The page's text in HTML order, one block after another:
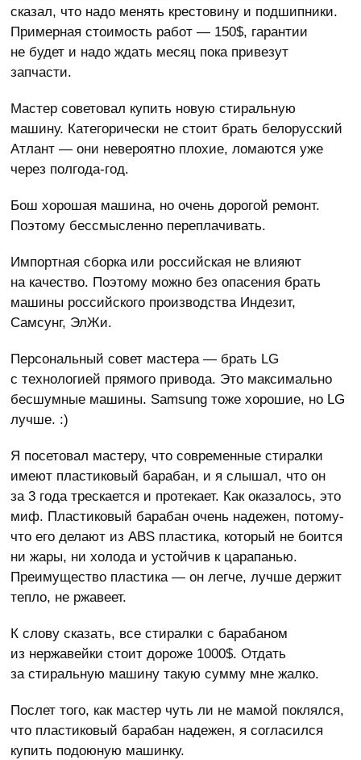
сказал, что надо менять крестовину и подшипники.
Примерная стоимость работ — 150$, гарантии
не будет и надо ждать месяц пока привезут
запчасти.
Мастер советовал купить новую стиральную
машину. Категорически не стоит брать белорусский
Атлант — они невероятно плохие, ломаются уже
через полгода-год.
Бош хорошая машина, но очень дорогой ремонт.
Поэтому бессмысленно переплачивать.
Импортная сборка или российская не влияют
на качество. Поэтому можно без опасения брать
машины российского производства Индезит,
Самсунг, ЭлЖи.
Персональный совет мастера — брать LG
с технологией прямого привода. Это максимально
бесшумные машины. Samsung тоже хорошие, но LG
лучше. :)
Я посетовал мастеру, что современные стиралки
имеют пластиковый барабан, и я слышал, что он
за 3 года трескается и протекает. Как оказалось, это
миф. Пластиковый барабан очень надежен, потому-
что его делают из ABS пластика, который не боится
ни жары, ни холода и устойчив к царапанью.
Преимущество пластика — он легче, лучше держит
тепло, не ржавеет.
К слову сказать, все стиралки с барабаном
из нержавейки стоит дороже 1000$. Отдать
за стиральную машину такую сумму мне жалко.
Послет того, как мастер чуть ли не мамой поклялся,
что пластиковый барабан надежен, я согласился
купить подоюную машинку.